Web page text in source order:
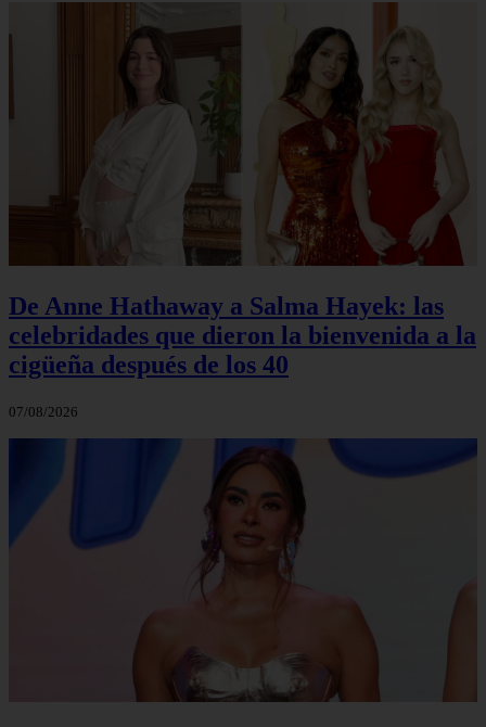
De Anne Hathaway a Salma Hayek: las
celebridades que dieron la bienvenida a la
cigüeña después de los 40
07/08/2026